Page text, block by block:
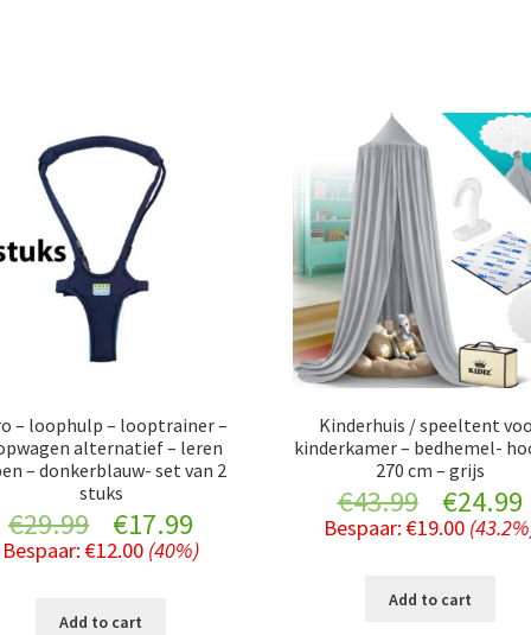
– loophulp – looptrainer –
alternatief – leren
– donkerblauw- set van 2
stuks
€29.99
Original
price
was:
€17.99
price
Bespaar:€12.00 (40%)
Add to cart
Kinderhuis / speeltent
kinderkamer – bedhemel-
270 cm – grijs
€43.99
Original
price
was:
€24.99
Bespaar:€19.00
Add to cart